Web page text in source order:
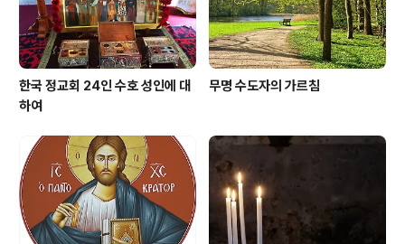
내시어 희생케 하심으로써 이 세상을 구원하실 ..
한국 정교회 24인 수호 성인에 대
하여
무명 수도자의 가르침